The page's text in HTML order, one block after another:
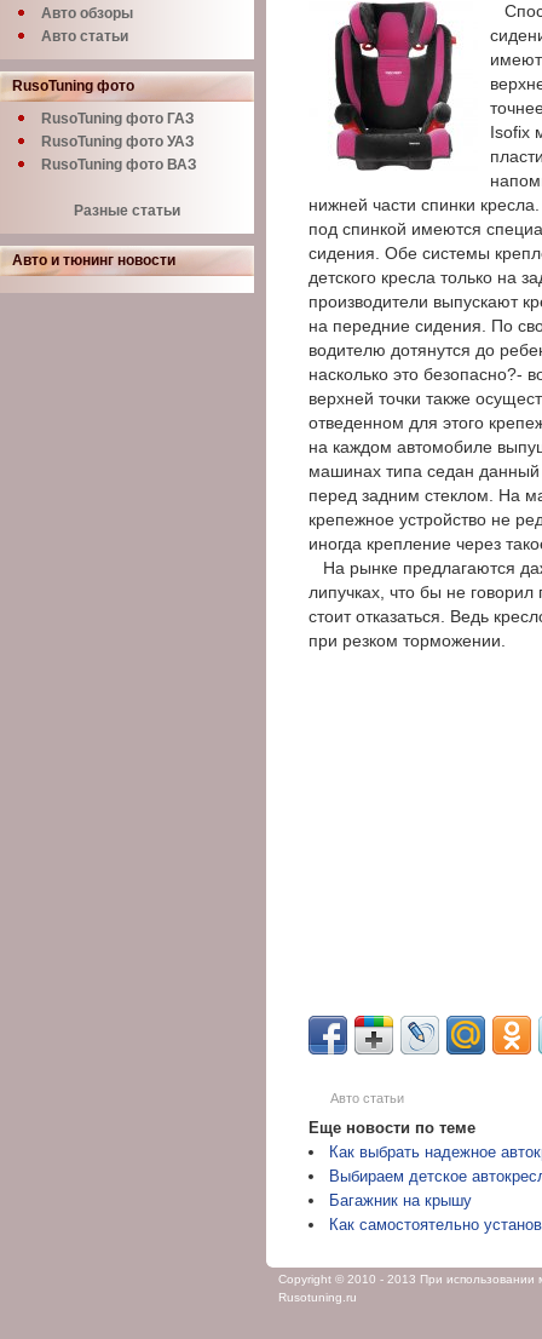
Авто обзоры
Авто статьи
RusoTuning фото
RusoTuning фото ГАЗ
RusoTuning фото УАЗ
RusoTuning фото ВАЗ
Разные статьи
Авто и тюнинг новости
Isofix
нижней части спинки
под спинкой имеются
сидения. Обе системы
детского кресла только на
производители выпускают
на передние сидения. По
водителю дотянутся до
насколько это безопасно?-
верхней точки также
отведенном для этого
на каждом автомобиле
машинах типа седан данный
перед задним стеклом. На
крепежное устройство не
иногда крепление через
На рынке предлагаются
липучках, что бы не
стоит отказаться. Ведь
при резком торможении.
Авто статьи
Еще новости по теме
Как выбрать надежное
Выбираем детское
Багажник на крышу
Как самостоятельно
Copyright © 2010 - 2013 При использовании
Rusotuning.ru